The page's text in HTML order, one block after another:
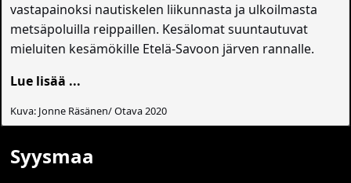
vastapainoksi nautiskelen liikunnasta ja ulkoilmasta
metsäpoluilla reippaillen. Kesälomat suuntautuvat
mieluiten kesämökille Etelä-Savoon järven rannalle.
Lue lisää ...
Kuva: Jonne Räsänen/ Otava 2020
Syysmaa